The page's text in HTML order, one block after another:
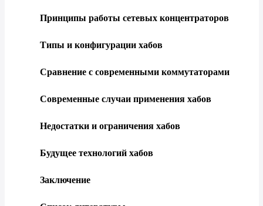
Принципы работы сетевых концентраторов
Типы и конфигурации хабов
Сравнение с современными коммутаторами
Современные случаи применения хабов
Недостатки и ограничения хабов
Будущее технологий хабов
Заключение